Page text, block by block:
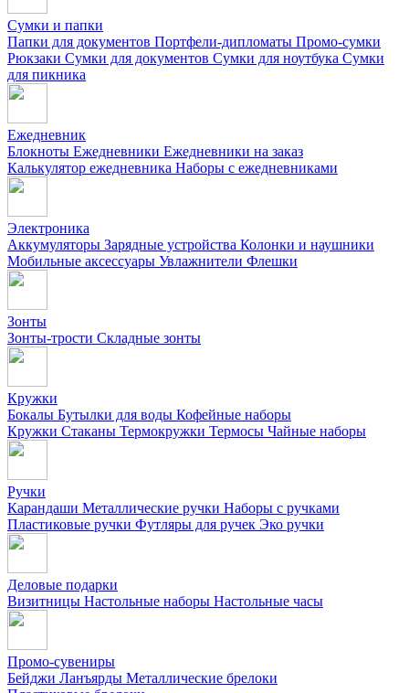
Сумки и папки
Папки для документов Портфели-дипломаты Промо-сумки
Рюкзаки Сумки для документов Сумки для ноутбука Сумки
для пикника
Ежедневник
Блокноты Ежедневники Ежедневники на заказ
Калькулятор ежедневника Наборы с ежедневниками
Электроника
Аккумуляторы Зарядные устройства Колонки и наушники
Мобильные аксессуары Увлажнители Флешки
Зонты
Зонты-трости Складные зонты
Кружки
Бокалы Бутылки для воды Кофейные наборы
Кружки Стаканы Термокружки Термосы Чайные наборы
Ручки
Карандаши Металлические ручки Наборы с ручками
Пластиковые ручки Футляры для ручек Эко ручки
Деловые подарки
Визитницы Настольные наборы Настольные часы
Промо-сувениры
Бейджи Ланъярды Металлические брелоки